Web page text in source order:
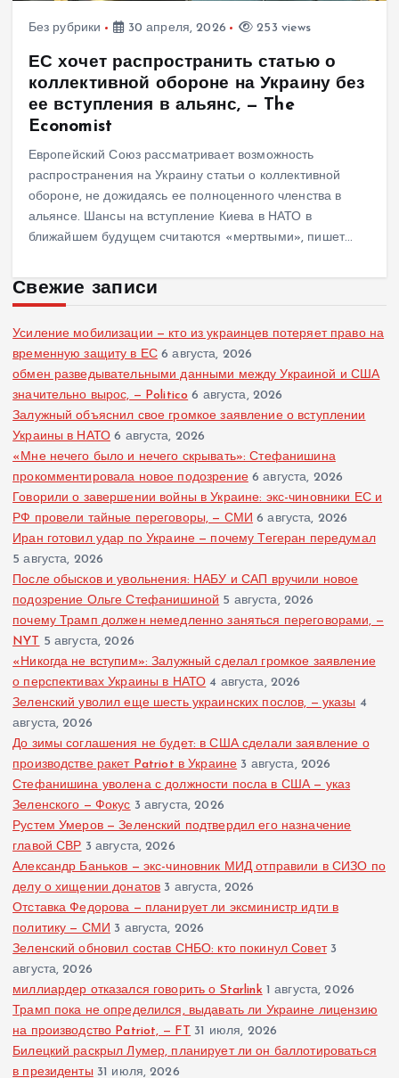
Без рубрики 30 апреля, 2026 253 views
ЕС хочет распространить статью о
коллективной обороне на Украину без
ее вступления в альянс, — The
Economist
Европейский Союз рассматривает возможность
распространения на Украину статьи о коллективной
обороне, не дожидаясь ее полноценного членства в
альянсе. Шансы на вступление Киева в НАТО в
ближайшем будущем считаются «мертвыми», пишет…
Свежие записи
Усиление мобилизации — кто из украинцев потеряет право на
временную защиту в ЕС 6 августа, 2026
обмен разведывательными данными между Украиной и США
значительно вырос, — Politico 6 августа, 2026
Залужный объяснил свое громкое заявление о вступлении
Украины в НАТО 6 августа, 2026
«Мне нечего было и нечего скрывать»: Стефанишина
прокомментировала новое подозрение 6 августа, 2026
Говорили о завершении войны в Украине: экс-чиновники ЕС и
РФ провели тайные переговоры, — СМИ 6 августа, 2026
Иран готовил удар по Украине — почему Тегеран передумал
5 августа, 2026
После обысков и увольнения: НАБУ и САП вручили новое
подозрение Ольге Стефанишиной 5 августа, 2026
почему Трамп должен немедленно заняться переговорами, —
NYT 5 августа, 2026
«Никогда не вступим»: Залужный сделал громкое заявление
о перспективах Украины в НАТО 4 августа, 2026
Зеленский уволил еще шесть украинских послов, — указы 4
августа, 2026
До зимы соглашения не будет: в США сделали заявление о
производстве ракет Patriot в Украине 3 августа, 2026
Стефанишина уволена с должности посла в США — указ
Зеленского — Фокус 3 августа, 2026
Рустем Умеров — Зеленский подтвердил его назначение
главой СВР 3 августа, 2026
Александр Баньков — экс-чиновник МИД отправили в СИЗО по
делу о хищении донатов 3 августа, 2026
Отставка Федорова — планирует ли эксминистр идти в
политику — СМИ 3 августа, 2026
Зеленский обновил состав СНБО: кто покинул Совет 3
августа, 2026
миллиардер отказался говорить о Starlink 1 августа, 2026
Трамп пока не определился, выдавать ли Украине лицензию
на производство Patriot, — FT 31 июля, 2026
Билецкий раскрыл Лумер, планирует ли он баллотироваться
в президенты 31 июля, 2026